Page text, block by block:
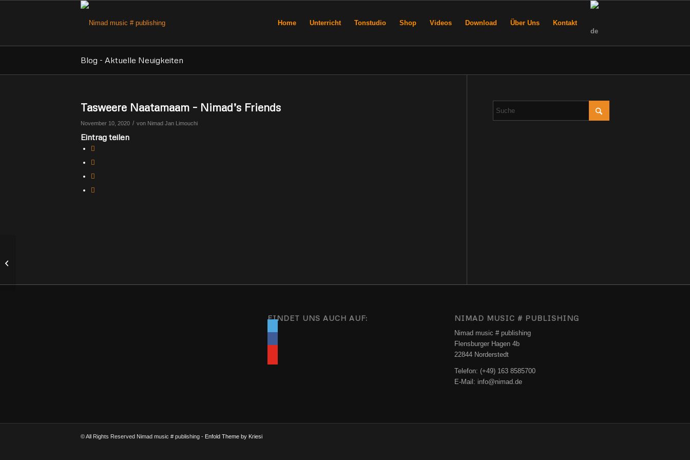
Home Unterricht Tonstudio Shop Videos Download Über Uns Kontakt
Blog - Aktuelle Neuigkeiten
Tasweere Naatamaam – Nimad’s Friends
November 10, 2020 / von Nimad Jan Limouchi
Eintrag teilen
FINDET UNS AUCH AUF: NIMAD MUSIC # PUBLISHING
Nimad music # publishing
Flensburger Hagen 4b
22844 Norderstedt
Telefon: (+49) 163 8585700
E-Mail: info@nimad.de
© All Rights Reserved Nimad music # publishing - Enfold Theme by Kriesi